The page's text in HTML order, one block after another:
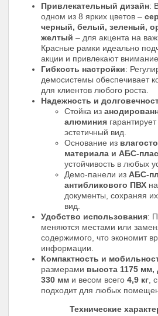
Привлекательный дизайн:
одном из 8 ярких цветов –
черный, белый, зеленый,
желтый – для акцента на
Красные рамки идеально
акции и привлекают внимание.
Гибкость настройки:
демосистемы обеспечивает
для клиентов любого роста.
Надежность и
Стойка из
алюминия
эстетичный вид.
Основание из
материала и АБС-
устойчивость в любых
Демо-панели из АБС-
антибликового ПВХ
документы, сохраняя
вид.
Удобство использования:
меняются местами или
содержимого, что экономит
информации.
Компактность и
размерами высота 1175 мм,
330 мм и весом всего 4,9 кг ,
подходит для любых
Технические